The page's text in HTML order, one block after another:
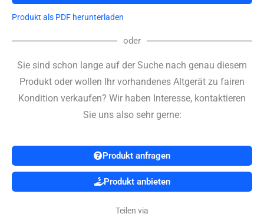
Produkt als PDF herunterladen
oder
Sie sind schon lange auf der Suche nach genau diesem
Produkt oder wollen Ihr vorhandenes Altgerät zu fairen
Kondition verkaufen? Wir haben Interesse, kontaktieren
Sie uns also sehr gerne:
Produkt anfragen
Produkt anbieten
Teilen via